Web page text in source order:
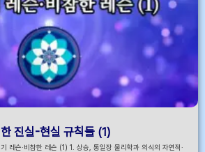
진실-현실 규칙들 (1)
레슨·비참한 레슨 (1) 1. 상승, 통일장 물리학과 의식의 자연적·